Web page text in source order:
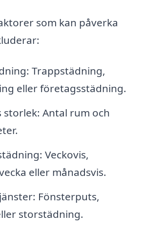
som kan påverka
Trappstädning,
eller företagsstädning.
storlek: Antal rum och
Veckovis,
eller månadsvis.
Fönsterputs,
storstädning.